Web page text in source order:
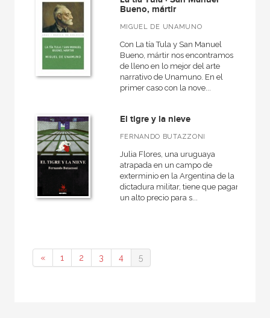
Bueno, mártir
MIGUEL DE UNAMUNO
Con La tía Tula y San Manuel
Bueno, mártir nos encontramos
de lleno en lo mejor del arte
narrativo de Unamuno. En el
primer caso con la nove...
El tigre y la nieve
FERNANDO BUTAZZONI
Julia Flores, una uruguaya
atrapada en un campo de
exterminio en la Argentina de la
dictadura militar, tiene que pagar
un alto precio para s...
« 1 2 3 4 5